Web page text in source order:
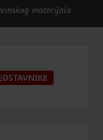
materijala